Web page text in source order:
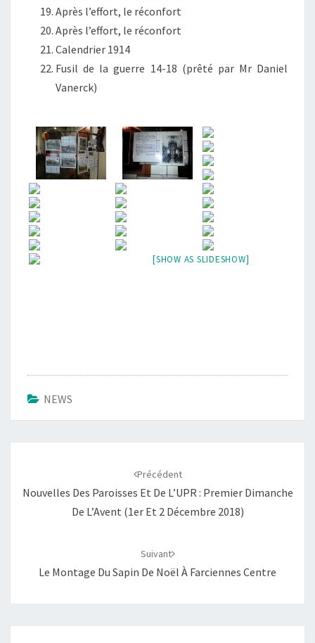
Après l’effort, le réconfort
Après l’effort, le réconfort
Calendrier 1914
Fusil de la guerre 14-18 (prêté par Mr Daniel
Vanerck)
[SHOW AS SLIDESHOW]
NEWS
Précédent
Nouvelles Des Paroisses Et De L’UPR : Premier Dimanche
De L’Avent (1er Et 2 Décembre 2018)
Suivant
Le Montage Du Sapin De Noël À Farciennes Centre